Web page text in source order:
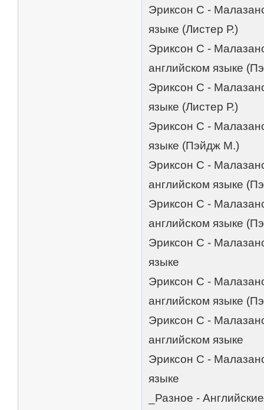
Эриксон С -
языке (Листер Р.)
Эриксон С -
английском языке
Эриксон С -
языке (Листер Р.)
Эриксон С -
языке (Пэйдж М.)
Эриксон С -
английском языке
Эриксон С -
английском языке
Эриксон С -
языке
Эриксон С -
английском языке
Эриксон С -
английском языке
Эриксон С -
языке
_Разное -